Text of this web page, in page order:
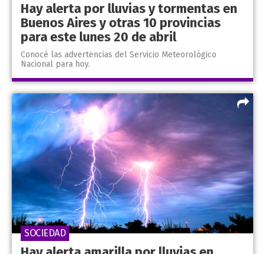
Hay alerta por lluvias y tormentas en
Buenos Aires y otras 10 provincias
para este lunes 20 de abril
Conocé las advertencias del Servicio Meteorológico
Nacional para hoy.
SOCIEDAD